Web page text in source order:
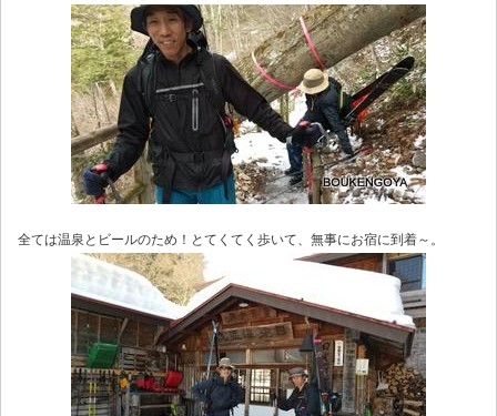
全ては温泉とビールのため！とてくてく歩いて、無事にお宿に到着～。